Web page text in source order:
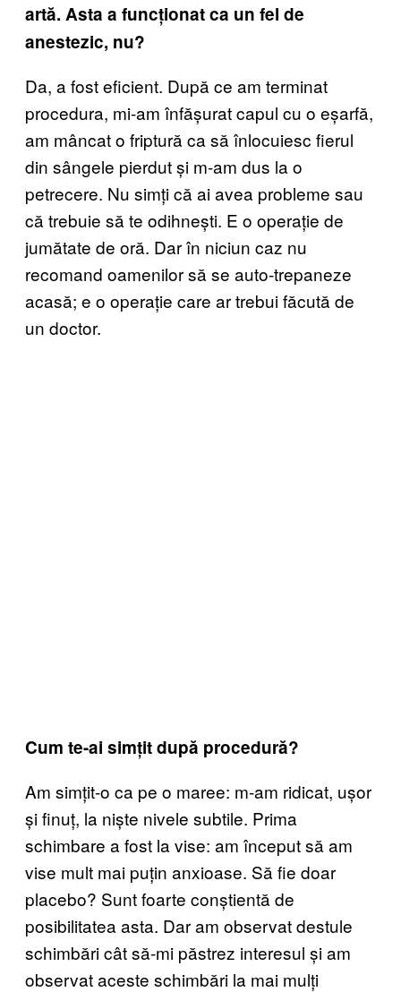
artă. Asta a funcționat ca un fel de
anestezic, nu?
Da, a fost eficient. După ce am terminat
procedura, mi-am înfășurat capul cu o eșarfă,
am mâncat o friptură ca să înlocuiesc fierul
din sângele pierdut și m-am dus la o
petrecere. Nu simți că ai avea probleme sau
că trebuie să te odihnești. E o operație de
jumătate de oră. Dar în niciun caz nu
recomand oamenilor să se auto-trepaneze
acasă; e o operație care ar trebui făcută de
un doctor.
Cum te-ai simțit după procedură?
Am simțit-o ca pe o maree: m-am ridicat, ușor
și finuț, la niște nivele subtile. Prima
schimbare a fost la vise: am început să am
vise mult mai puțin anxioase. Să fie doar
placebo? Sunt foarte conștientă de
posibilitatea asta. Dar am observat destule
schimbări cât să-mi păstrez interesul și am
observat aceste schimbări la mai mulți